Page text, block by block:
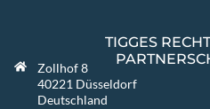
TIGGES
Zollhof 8
40221 Düsseldorf
Deutschland